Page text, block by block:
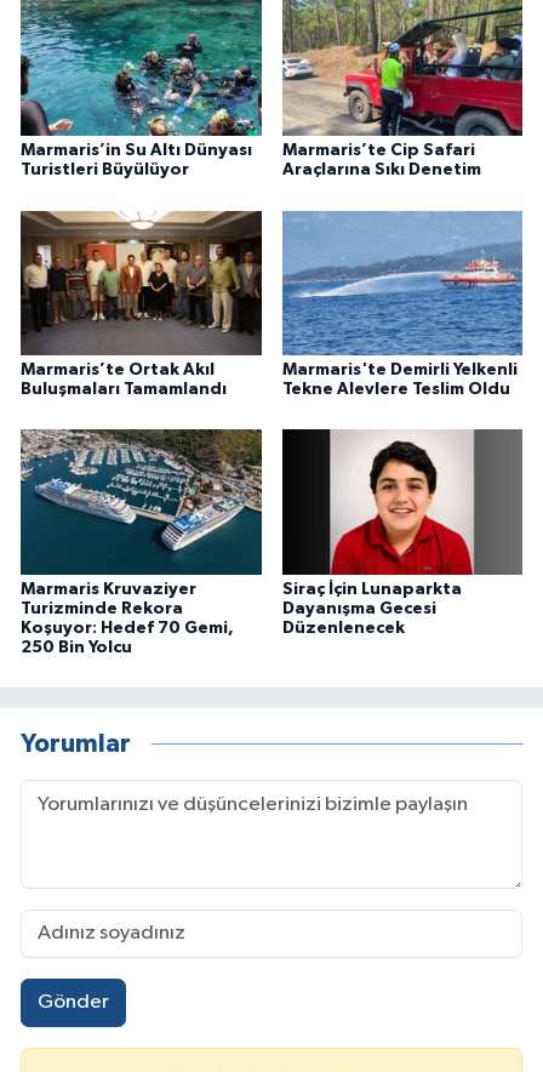
Marmaris’in Su Altı Dünyası
Turistleri Büyülüyor
Marmaris’te Cip Safari
Araçlarına Sıkı Denetim
Marmaris’te Ortak Akıl
Buluşmaları Tamamlandı
Marmaris'te Demirli Yelkenli
Tekne Alevlere Teslim Oldu
Marmaris Kruvaziyer
Turizminde Rekora
Koşuyor: Hedef 70 Gemi,
250 Bin Yolcu
Siraç İçin Lunaparkta
Dayanışma Gecesi
Düzenlenecek
Yorumlar
Gönder